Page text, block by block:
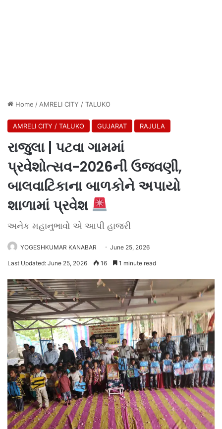
Home / AMRELI CITY / TALUKO
AMRELI CITY / TALUKO GUJARAT RAJULA
રાજુલા | પટવા ગામમાં
પ્રવેશોત્સવ-2026ની ઉજવણી,
બાલવાટિકાના બાળકોને અપાયો
શાળામાં પ્રવેશ
અનેક મહાનુભાવો એ આપી હાજરી
YOGESHKUMAR KANABAR June 25, 2026
Last Updated: June 25, 2026 16 1 minute read